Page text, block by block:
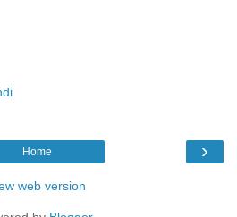
›
Home
web version